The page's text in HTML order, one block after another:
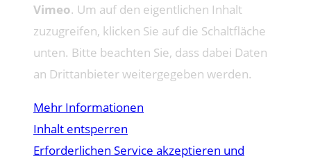
Vimeo. Um auf den eigentlichen Inhalt
zuzugreifen, klicken Sie auf die Schaltfläche
unten. Bitte beachten Sie, dass dabei Daten
an Drittanbieter weitergegeben werden.
Mehr Informationen
Inhalt entsperren
Erforderlichen Service akzeptieren und